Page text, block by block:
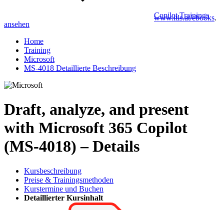
www.itls.at/ebooks.
Copilot Trainings
ansehen
Home
Training
Microsoft
MS-4018 Detaillierte Beschreibung
Draft, analyze, and present
with Microsoft 365 Copilot
(MS-4018) – Details
Kursbeschreibung
Preise & Trainingsmethoden
Kurstermine und Buchen
Detaillierter Kursinhalt